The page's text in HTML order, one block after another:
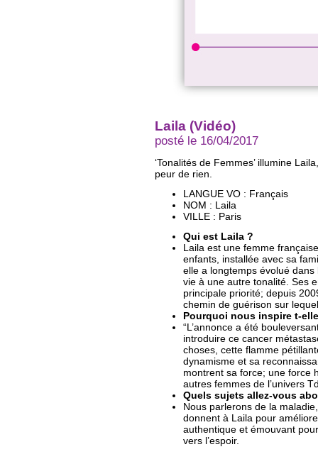
Laila (Vidéo)
posté le 16/04/2017
‘Tonalités de Femmes’ illumine
peur de rien.
LANGUE VO : Français
NOM : Laila
VILLE : Paris
Qui est Laila ?
Laila est une femme
enfants, installée avec sa
elle a longtemps évolué dans
vie à une autre tonalité. Ses
principale priorité; depuis
chemin de guérison sur
Pourquoi nous inspire t-
“L’annonce a été
introduire ce cancer
choses, cette flamme
dynamisme et sa
montrent sa force; une force
autres femmes de l’univers
Quels sujets allez-vous
Nous parlerons de la
donnent à Laila pour
authentique et émouvant
vers l’espoir.